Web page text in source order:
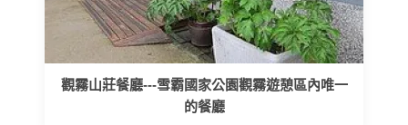
觀霧山莊餐廳---雪霸國家公園觀霧遊憩區內唯一
的餐廳